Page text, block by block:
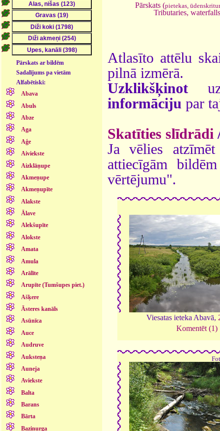
Pārskats ar bildēm
Sadalījums pa vietām
Alfabētiski:
Abava
Abuls
Abze
Aga
Aģe
Aiviekste
Aizklāņupe
Akmeņupe
Akmeņupīte
Alakste
Ālave
Alekšupīte
Alokste
Amata
Amula
Arālīte
Arupīte (Tumšupes piet.)
Ašķere
Āsteres kanāls
Asūnīca
Auce
Audruve
Auksteņa
Auneja
Aviekste
Balta
Barans
Bārta
Bazinurga
Pārskats (pietekas,
Tributaries, waterfalls
Atlasīto attēlu
pilnā izmērā.
Uzklikšķinot
informāciju par
Skatīties slīdrādi
Ja vēlies
attiecīgām
vērtējumu".
Viesatas ieteka Abavā,
Komentēt (1)